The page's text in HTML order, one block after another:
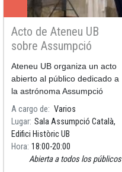
Acto de Ateneu UB
sobre Assumpció
Català y presentación
del dibujo de Pilarín
Bayés dedicado a la
astrónoma
Ateneu UB organiza un acto
abierto al público dedicado a
la astrónoma Assumpció
Català con la presentación
del libro Assumpció Català, la
mujer que amaba las
estrellas, así como del dibujo
que Pila
A cargo de
Varios
Lugar Sala Assumpció Català,
Edifici Històric UB
Hora 18:00 20:00
Abierta a todos los públicos